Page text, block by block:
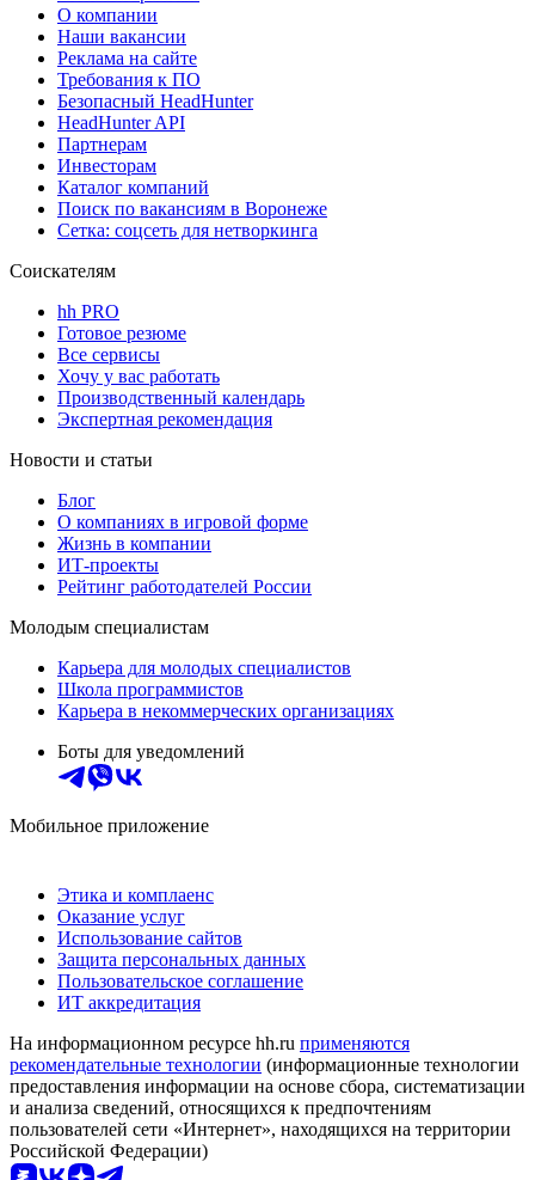
О компании
Наши вакансии
Реклама на сайте
Требования к ПО
Безопасный HeadHunter
HeadHunter API
Партнерам
Инвесторам
Каталог компаний
Поиск по вакансиям в Воронеже
Сетка: соцсеть для нетворкинга
Соискателям
hh PRO
Готовое резюме
Все сервисы
Хочу у вас работать
Производственный календарь
Экспертная рекомендация
Новости и статьи
Блог
О компаниях в игровой форме
Жизнь в компании
ИТ-проекты
Рейтинг работодателей России
Молодым специалистам
Карьера для молодых специалистов
Школа программистов
Карьера в некоммерческих организациях
Боты для уведомлений
Мобильное приложение
Этика и комплаенс
Оказание услуг
Использование сайтов
Защита персональных данных
Пользовательское соглашение
ИТ аккредитация
На информационном ресурсе hh.ru применяются
рекомендательные технологии (информационные технологии
предоставления информации на основе сбора, систематизации
и анализа сведений, относящихся к предпочтениям
пользователей сети «Интернет», находящихся на территории
Российской Федерации)